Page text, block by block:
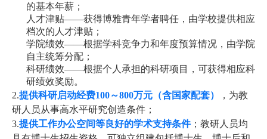
的基本年薪；
人才津贴——获得博雅青年学者聘任，由学校提供相应
档次的人才津贴；
学院绩效——根据学科竞争力和年度预算情况，由学院
自主统筹分配；
科研绩效——根据个人承担的科研项目，可获得相应科
研绩效奖励。
2.提供科研启动经费100～800万元（含国家配套）
，为教
研人员从事高水平研究创造条件；
3.提供工作办公空间等良好的学术支持条件；教研人员均